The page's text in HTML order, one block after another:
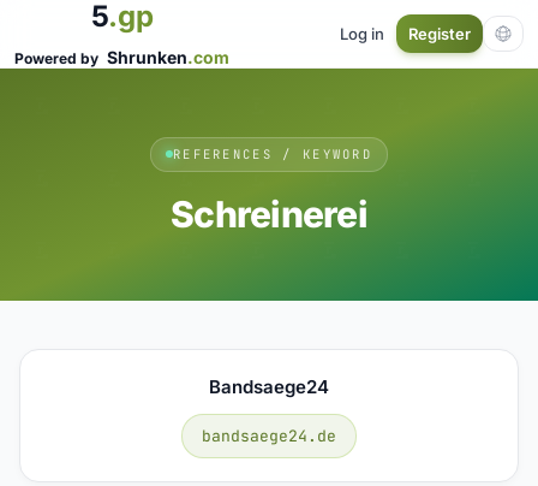
5.gp
Powered by Shrunken.com
Log in Register
REFERENCES / KEYWORD
Schreinerei
Bandsaege24
bandsaege24.de